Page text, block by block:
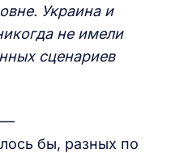
Украина и
не имели
сценариев
—
бы, разных по